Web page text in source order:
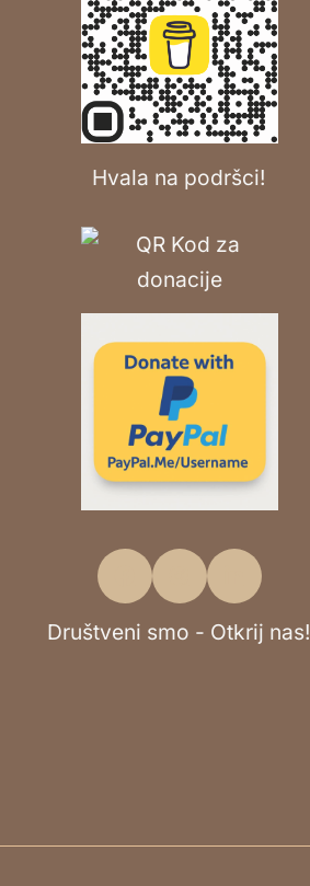
Hvala na podršci!
Društveni smo - Otkrij nas!